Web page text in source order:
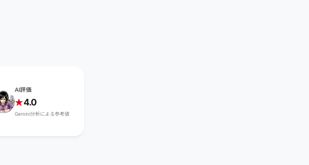
AI評価
★4.0
Gemini分析による参考値